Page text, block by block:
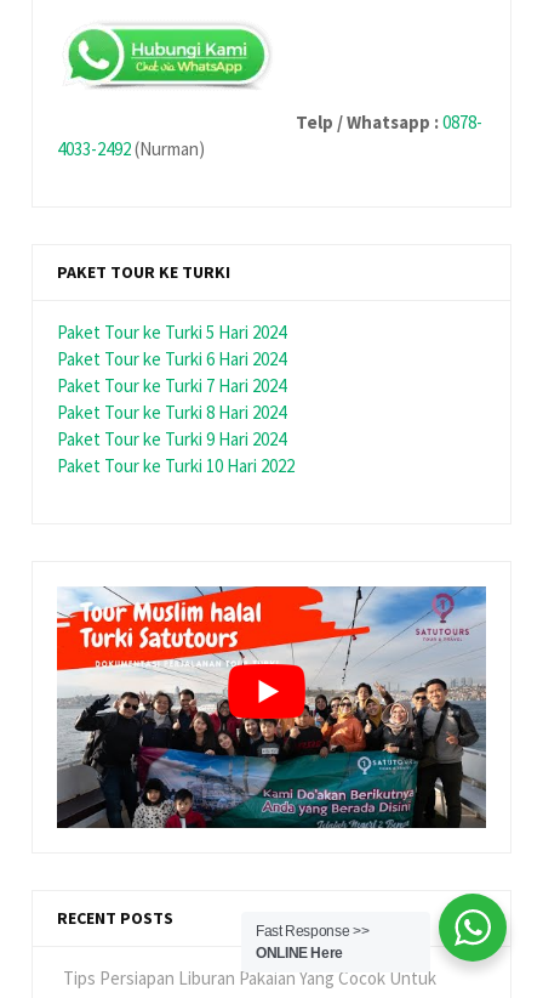
Telp / Whatsapp :0878-
4033-2492(Nurman)
PAKET TOUR KE TURKI
Paket Tour ke Turki 5 Hari 2024
Paket Tour ke Turki 6 Hari 2024
Paket Tour ke Turki 7 Hari 2024
Paket Tour ke Turki 8 Hari 2024
Paket Tour ke Turki 9 Hari 2024
Paket Tour ke Turki 10 Hari 2022
RECENT POSTS
Tips Persiapan Liburan Pakaian Yang Cocok Untuk
Fast Response >>
ONLINE Here